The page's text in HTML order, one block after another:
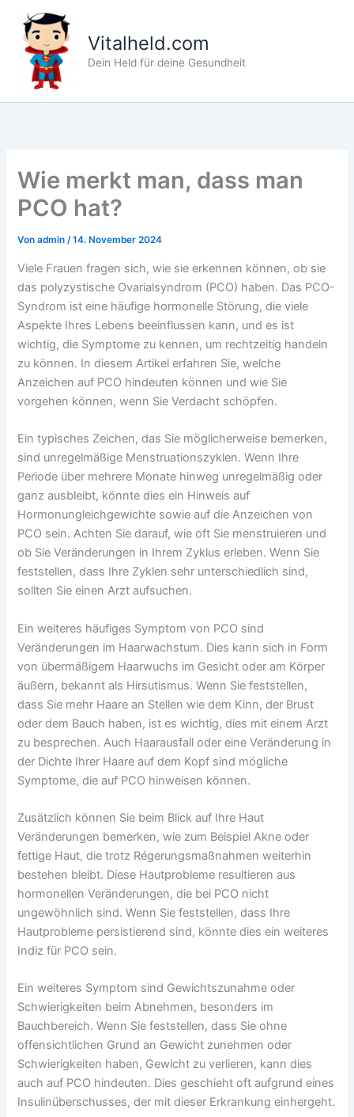
Inhalt
springen
Vitalheld.com
Dein Held für deine Gesundheit
Wie merkt man, dass man
PCO hat?
Vonadmin/14. November 2024
Viele Frauen fragen sich, wie sie erkennen können, ob sie
das polyzystische Ovarialsyndrom (PCO) haben. Das PCO-
Syndrom ist eine häufige hormonelle Störung, die viele
Aspekte Ihres Lebens beeinflussen kann, und es ist
wichtig, die Symptome zu kennen, um rechtzeitig handeln
zu können. In diesem Artikel erfahren Sie, welche
Anzeichen auf PCO hindeuten können und wie Sie
vorgehen können, wenn Sie Verdacht schöpfen.
Ein typisches Zeichen, das Sie möglicherweise bemerken,
sind unregelmäßige Menstruationszyklen. Wenn Ihre
Periode über mehrere Monate hinweg unregelmäßig oder
ganz ausbleibt, könnte dies ein Hinweis auf
Hormonungleichgewichte sowie auf die Anzeichen von
PCO sein. Achten Sie darauf, wie oft Sie menstruieren und
ob Sie Veränderungen in Ihrem Zyklus erleben. Wenn Sie
feststellen, dass Ihre Zyklen sehr unterschiedlich sind,
sollten Sie einen Arzt aufsuchen.
Ein weiteres häufiges Symptom von PCO sind
Veränderungen im Haarwachstum. Dies kann sich in Form
von übermäßigem Haarwuchs im Gesicht oder am Körper
äußern, bekannt als Hirsutismus. Wenn Sie feststellen,
dass Sie mehr Haare an Stellen wie dem Kinn, der Brust
oder dem Bauch haben, ist es wichtig, dies mit einem Arzt
zu besprechen. Auch Haarausfall oder eine Veränderung in
der Dichte Ihrer Haare auf dem Kopf sind mögliche
Symptome, die auf PCO hinweisen können.
Zusätzlich können Sie beim Blick auf Ihre Haut
Veränderungen bemerken, wie zum Beispiel Akne oder
fettige Haut, die trotz Régerungsmaßnahmen weiterhin
bestehen bleibt. Diese Hautprobleme resultieren aus
hormonellen Veränderungen, die bei PCO nicht
ungewöhnlich sind. Wenn Sie feststellen, dass Ihre
Hautprobleme persistierend sind, könnte dies ein weiteres
Indiz für PCO sein.
Ein weiteres Symptom sind Gewichtszunahme oder
Schwierigkeiten beim Abnehmen, besonders im
Bauchbereich. Wenn Sie feststellen, dass Sie ohne
offensichtlichen Grund an Gewicht zunehmen oder
Schwierigkeiten haben, Gewicht zu verlieren, kann dies
auch auf PCO hindeuten. Dies geschieht oft aufgrund eines
Insulinüberschusses, der mit dieser Erkrankung einhergeht.